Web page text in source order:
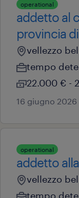
operational
addetto al
provincia
vellezzo
tempo
22.000 € -
16 giugno 2026
operational
addetto
vellezzo
tempo